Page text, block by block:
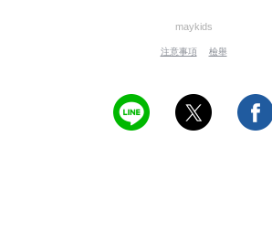
maykids
注意事項 檢舉